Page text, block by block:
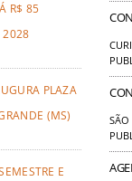
R$ 85
2028
PLAZA
(MS)
E
SÃO